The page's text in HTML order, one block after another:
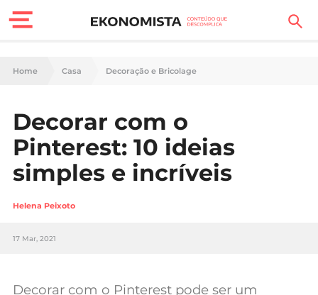
Finanças Pessoais
Carreira
Casa
Lifestyle
Sociedade
Home Casa Decoração e Bricolage
Decorar com o
Pinterest: 10 ideias
simples e incríveis
Helena Peixoto
17 Mar, 2021
Decorar com o Pinterest pode ser um